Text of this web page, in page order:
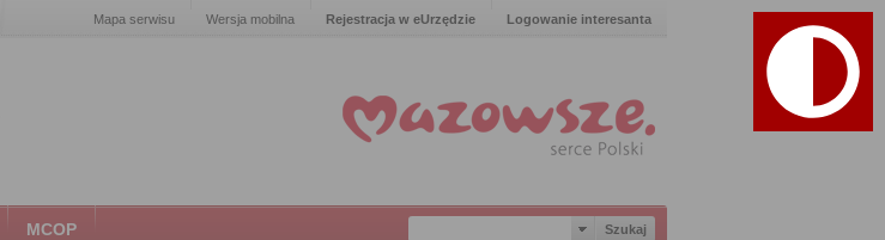
Mapa serwisu Wersja mobilna Rejestracja w eUrzędzie Logowanie interesanta
MCOP